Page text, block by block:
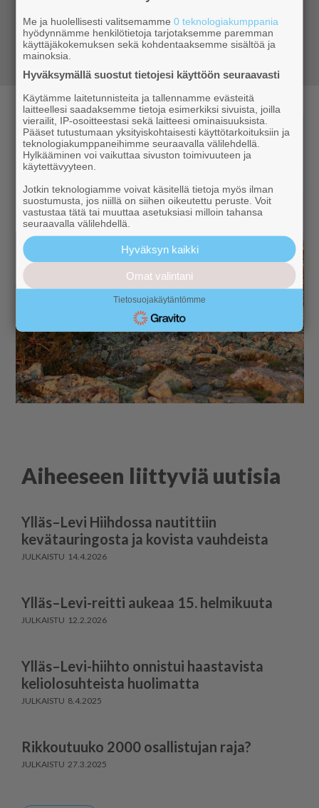
Parhaat vinkit ja ohjeet jokaiselle
vuodenajalle
Aiheeseen liittyviä uutisia
Ylläs–Levi Hiihdossa nautittiin
kevätauringosta ja kovista vauhdeista
14.4.2026
Ylläs–Levi-reitti aukeaa 15. helmikuuta
12.2.2026
Ylläs–Levi-hiihto onnistui haastavista
keliolosuhteista huolimatta
8.4.2025
Rikkoutuuko 2000 osallistujan raja?
27.3.2025
Me ja huolellisesti valitsemamme0 teknologiakumppania
hyödynnämme henkilötietoja tarjotaksemme paremman
käyttäjäkokemuksen sekä kohdentaaksemme sisältöä ja
mainoksia.
Hyväksymällä suostut tietojesi käyttöön seuraavasti
Käytämme laitetunnisteita ja tallennamme evästeitä
laitteellesi saadaksemme tietoja esimerkiksi sivuista, joilla
vierailit, IP-osoitteestasi sekä laitteesi ominaisuuksista.
Pääset tutustumaan yksityiskohtaisesti käyttötarkoituksiin ja
teknologiakumppaneihimme seuraavalla välilehdellä.
Hylkääminen voi vaikuttaa sivuston toimivuuteen ja
käytettävyyteen.
Jotkin teknologiamme voivat käsitellä tietoja myös ilman
suostumusta, jos niillä on siihen oikeutettu peruste. Voit
vastustaa tätä tai muuttaa asetuksiasi milloin tahansa
seuraavalla välilehdellä.
Hyväksyn kaikki
Omat valintani
Tietosuojakäytäntömme